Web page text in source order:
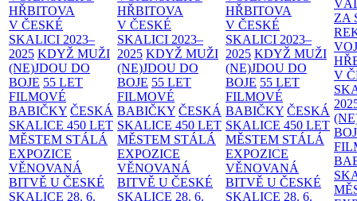
HŘBITOVA
V ČESKÉ
SKALICI 2023–
2025 KDYŽ MUŽI
(NE)JDOU DO
BOJE 55 LET
FILMOVÉ
BABIČKY ČESKÁ
SKALICE 450 LET
MĚSTEM STÁLÁ
EXPOZICE
VĚNOVANÁ
BITVĚ U ČESKÉ
SKALICE 28. 6.
HŘBITOVA
V ČESKÉ
SKALICI 2023–
2025 KDYŽ MUŽI
(NE)JDOU DO
BOJE 55 LET
FILMOVÉ
BABIČKY ČESKÁ
SKALICE 450 LET
MĚSTEM STÁLÁ
EXPOZICE
VĚNOVANÁ
BITVĚ U ČESKÉ
SKALICE 28. 6.
HŘBITOVA
V ČESKÉ
SKALICI 2023–
2025 KDYŽ MUŽI
(NE)JDOU DO
BOJE 55 LET
FILMOVÉ
BABIČKY ČESKÁ
SKALICE 450 LET
MĚSTEM STÁLÁ
EXPOZICE
VĚNOVANÁ
BITVĚ U ČESKÉ
SKALICE 28. 6.
ZA
V